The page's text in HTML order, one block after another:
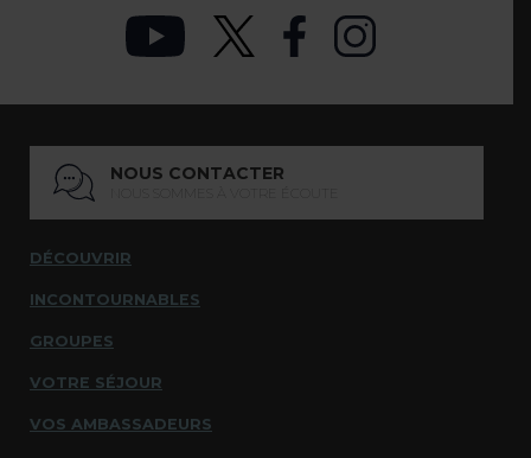
NOUS CONTACTER
DÉCOUVRIR
INCONTOURNABLES
GROUPES
VOTRE SÉJOUR
VOS AMBASSADEURS